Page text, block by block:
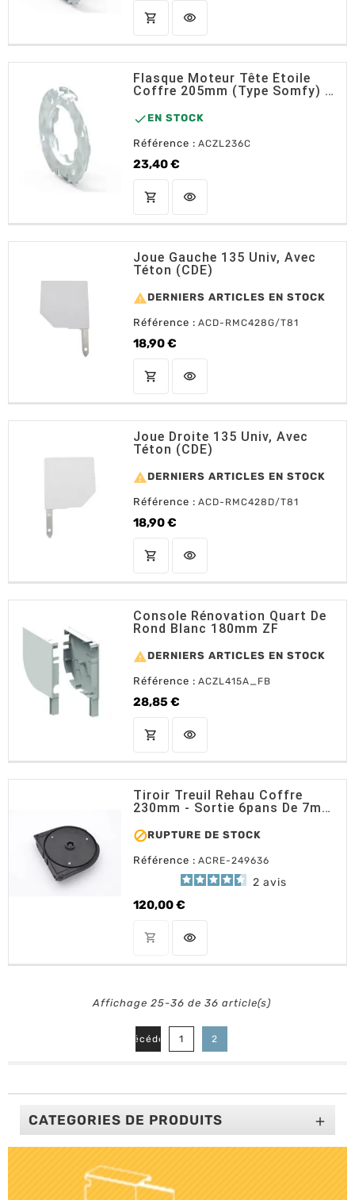
shopping_cart AJOUTER AU PANIER
visibility
Flasque Moteur Tête Étoile
Coffre 205mm (type Somfy) -
 EN STOCK
Référence : ACZL236C
23,40 €
Prix
shopping_cart AJOUTER AU PANIER
visibility
Joue Gauche 135 Univ, Avec
Téton (CDE)
 DERNIERS ARTICLES EN STOCK
Référence : ACD-RMC428G/T81
18,90 €
Prix
shopping_cart AJOUTER AU PANIER
visibility
Joue Droite 135 Univ, Avec
Téton (CDE)
 DERNIERS ARTICLES EN STOCK
Référence : ACD-RMC428D/T81
18,90 €
Prix
shopping_cart AJOUTER AU PANIER
visibility
Console Rénovation Quart De
Rond Blanc 180mm ZF
 DERNIERS ARTICLES EN STOCK
Référence : ACZL415A_FB
28,85 €
Prix
shopping_cart AJOUTER AU PANIER
visibility
Tiroir Treuil Rehau Coffre
230mm - Sortie 6pans De 7mm
RUPTURE DE STOCK
Référence : ACRE-249636
2 avis
120,00 €
Prix
shopping_cart OUT OF STOCK
visibility
Affichage 25-36 de 36 article(s)
Précédent 1 2
CATEGORIES DE PRODUITS 